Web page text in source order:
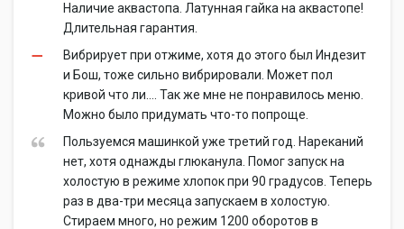
Наличие аквастопа. Латунная гайка на аквастопе!
Длительная гарантия.
Вибрирует при отжиме, хотя до этого был Индезит
и Бош, тоже сильно вибрировали. Может пол
кривой что ли.... Так же мне не понравилось меню.
Можно было придумать что-то попроще.
Пользуемся машинкой уже третий год. Нареканий
нет, хотя однажды глюканула. Помог запуск на
холостую в режиме хлопок при 90 градусов. Теперь
раз в два-три месяца запускаем в холостую.
Стираем много, но режим 1200 оборотов в